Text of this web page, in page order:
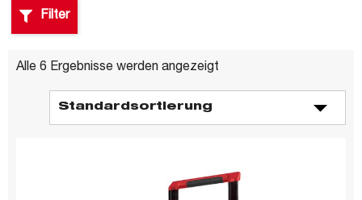
Filter
Alle 6 Ergebnisse werden angezeigt